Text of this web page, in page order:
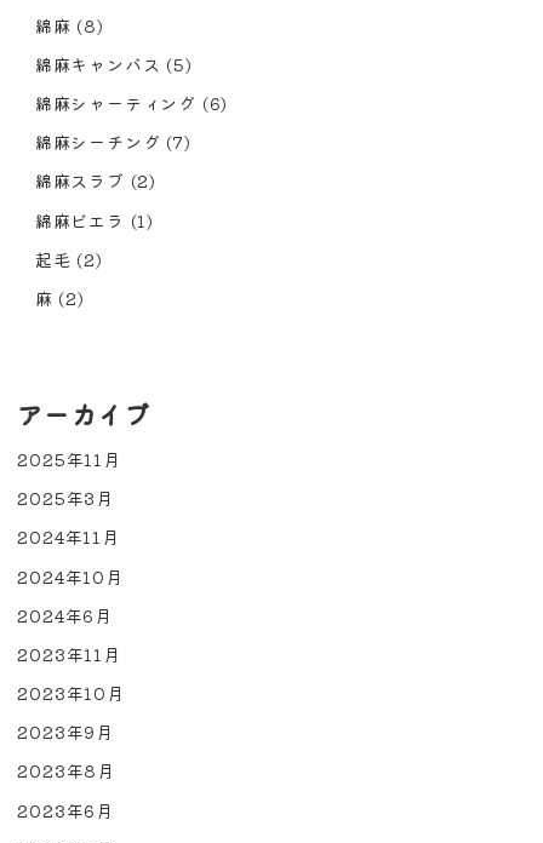
綿麻 (8)
綿麻キャンバス (5)
綿麻シャーティング (6)
綿麻シーチング (7)
綿麻スラブ (2)
綿麻ビエラ (1)
起毛 (2)
麻 (2)
アーカイブ
2025年11月
2025年3月
2024年11月
2024年10月
2024年6月
2023年11月
2023年10月
2023年9月
2023年8月
2023年6月